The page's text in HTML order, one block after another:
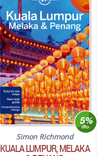
Simon Richmond
KUALA LUMPUR, MELAKA